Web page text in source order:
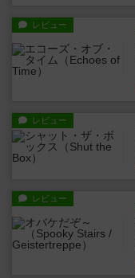
レビュー
レビュー
レビュー